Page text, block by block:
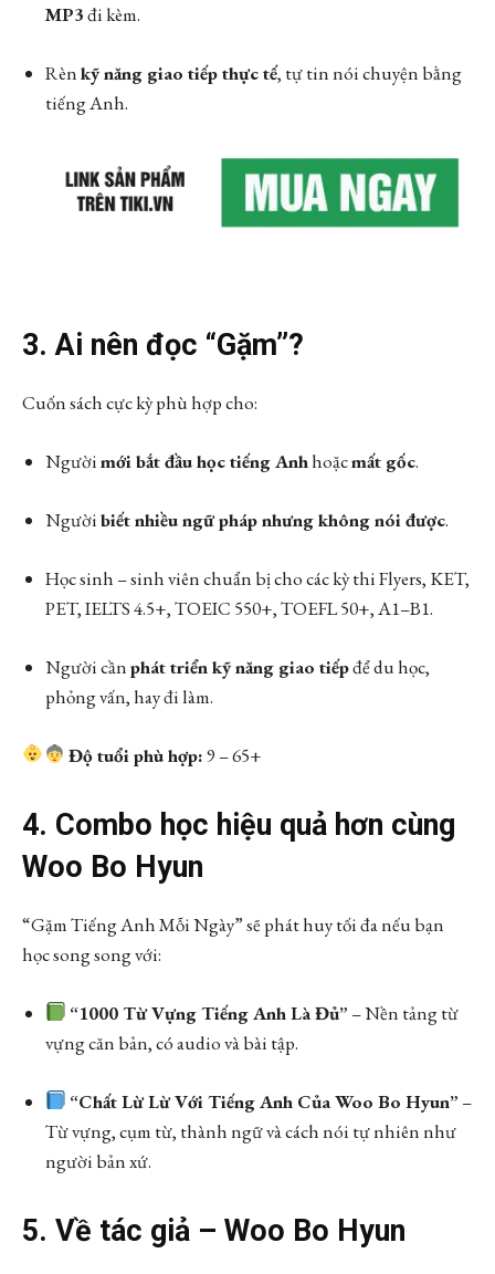
MP3đi kèm.
Rènkỹ năng giao tiếp thực tế, tự tin nói chuyện bằng
tiếng Anh.
3. Ai nên đọc “Gặm”?
Cuốn sách cực kỳ phù hợp cho:
Ngườimới bắt đầu học tiếng Anhhoặcmất gốc.
Ngườibiết nhiều ngữ pháp nhưng không nói được.
Học sinh – sinh viên chuẩn bị cho các kỳ thi Flyers, KET,
PET, IELTS 4.5+, TOEIC 550+, TOEFL 50+, A1–B1.
Người cầnphát triển kỹ năng giao tiếpđể du học,
phỏng vấn, hay đi làm.
Độ tuổi phù hợp:9 – 65+
4. Combo học hiệu quả hơn cùng
Woo Bo Hyun
“Gặm Tiếng Anh Mỗi Ngày” sẽ phát huy tối đa nếu bạn
học song song với:
“1000 Từ Vựng Tiếng Anh Là Đủ” – Nền tảng từ
vựng căn bản, có audio và bài tập.
“Chất Lừ Lừ Với Tiếng Anh Của Woo Bo Hyun” –
Từ vựng, cụm từ, thành ngữ và cách nói tự nhiên như
người bản xứ.
5. Về tác giả – Woo Bo Hyun